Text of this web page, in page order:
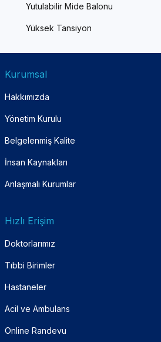
Yutulabilir Mide Balonu
Yüksek Tansiyon
Kurumsal
Hakkımızda
Yönetim Kurulu
Belgelenmiş Kalite
İnsan Kaynakları
Anlaşmalı Kurumlar
Hızlı Erişim
Doktorlarımız
Tıbbi Birimler
Hastaneler
Acil ve Ambulans
Online Randevu